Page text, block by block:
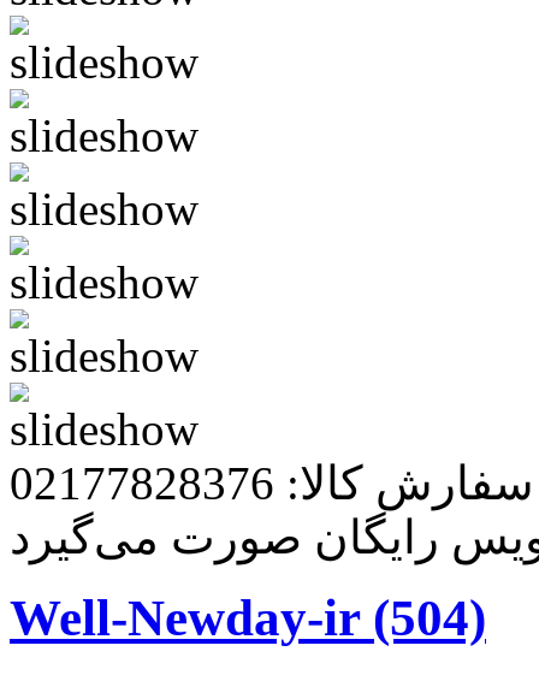
کالا: 02177828376
رایگان صورت می‌گیرد
Well-Newday-ir (504)